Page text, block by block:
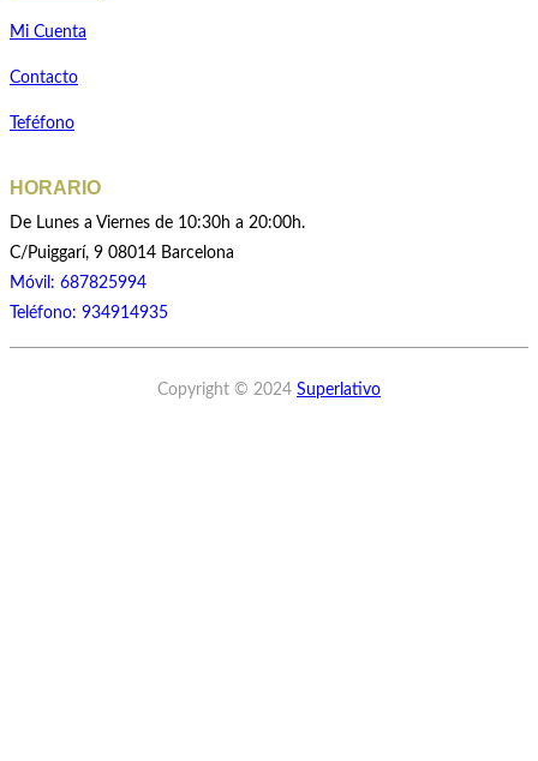
Mi Cuenta
Contacto
Teféfono
HORARIO
De Lunes a Viernes de 10:30h a 20:00h.
C/Puiggarí, 9 08014 Barcelona
Móvil: 687825994
Teléfono: 934914935
Copyright © 2024 Superlativo